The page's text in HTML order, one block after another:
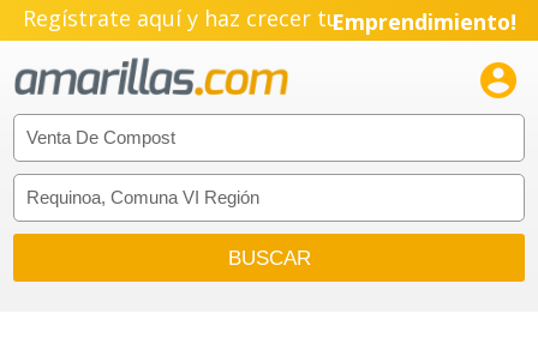
Regístrate aquí y haz crecer tuEmprendimiento!
